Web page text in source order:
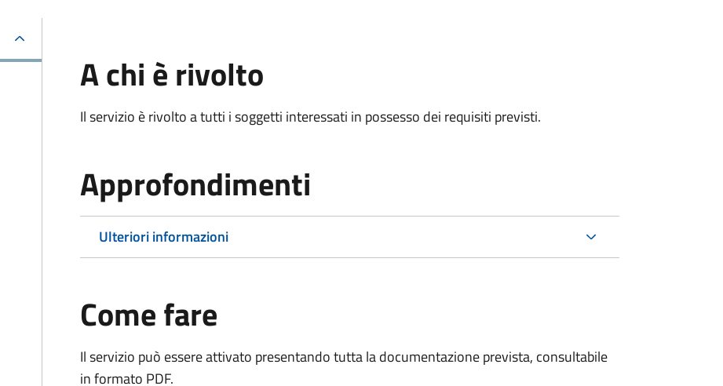
A chi è rivolto
Il servizio è rivolto a tutti i soggetti interessati in possesso dei requisiti previsti.
Approfondimenti
Ulteriori informazioni
Come fare
Il servizio può essere attivato presentando tutta la documentazione prevista, consultabile
in formato PDF.